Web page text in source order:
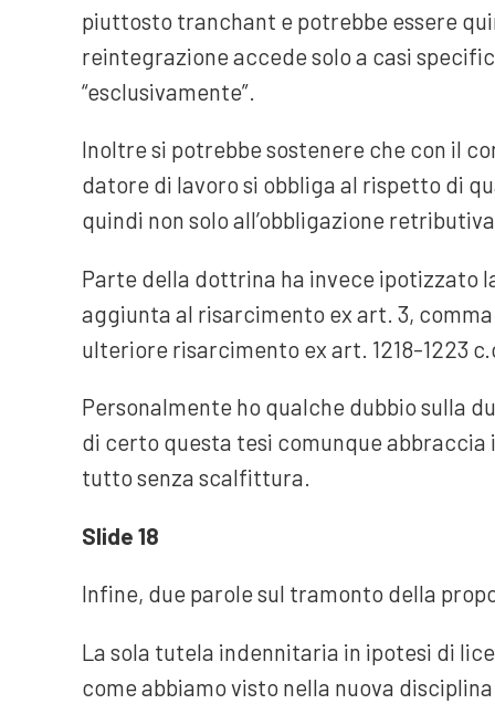
piuttosto tranchant e potrebbe essere
reintegrazione accede solo a casi
“esclusivamente”.
Inoltre si potrebbe sostenere che con il
datore di lavoro si obbliga al rispetto di
quindi non solo all’obbligazione
Parte della dottrina ha invece ipotizzato
aggiunta al risarcimento ex art. 3,
ulteriore risarcimento ex art. 1218-1223
Personalmente ho qualche dubbio sulla
di certo questa tesi comunque
tutto senza scalfittura.
Slide 18
Infine, due parole sul tramonto della
La sola tutela indennitaria in ipotesi di
come abbiamo visto nella nuova